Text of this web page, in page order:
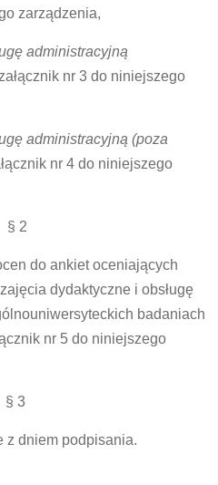
zarządzenia,
administracyjną
nr 3 do niniejszego
administracyjną (poza
nr 4 do niniejszego
§ 2
do ankiet oceniających
dydaktyczne i obsługę
badaniach
nr 5 do niniejszego
§ 3
z dniem podpisania.